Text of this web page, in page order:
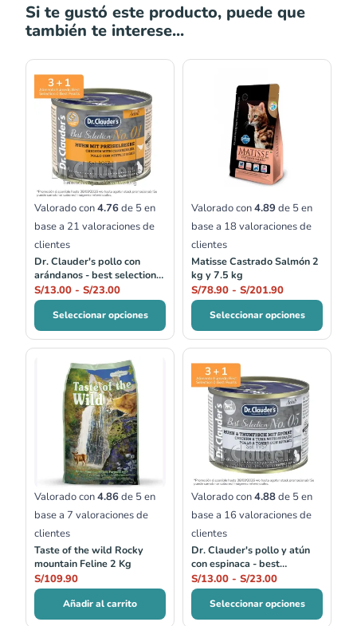
Si te gustó este producto, puede que
también te interese...
Valorado con4.76de 5 en
base a 21 valoraciones de
clientes
Dr. Clauder's pollo con
arándanos - best selection
no.01
S/13.00 - S/23.00
de
precios:
desde
S/13.00
hasta
S/23.00
Seleccionar opciones
Valorado con4.89 de 5 en
base a 18valoraciones de
clientes
Matisse Castrado Salmón 2
kg y 7.5 kg
S/78.90 - S/201.90
S/201.90
Seleccionar opciones
Valorado con4.86de 5 en
base a 7 valoraciones de
clientes
Taste of the wild Rocky
mountain Feline 2 Kg
S/109.90
Añadir al carrito
Valorado con4.88de 5 en
base a 16 valoraciones de
clientes
Dr. Clauder's pollo y atún
con espinaca - best
selection no.05
S/13.00 - S/23.00
de
precios:
desde
S/13.00
hasta
S/23.00
Seleccionar opciones